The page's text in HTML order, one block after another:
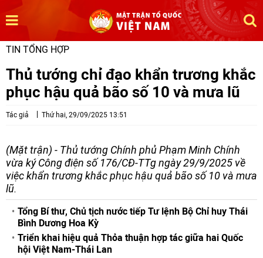
TIN TỔNG HỢP
Thủ tướng chỉ đạo khẩn trương khắc
phục hậu quả bão số 10 và mưa lũ
Tác giả Thứ hai, 29/09/2025 13:51
(Mặt trận) - Thủ tướng Chính phủ Phạm Minh Chính
vừa ký Công điện số 176/CĐ-TTg ngày 29/9/2025 về
việc khẩn trương khắc phục hậu quả bão số 10 và mưa
lũ.
Tổng Bí thư, Chủ tịch nước tiếp Tư lệnh Bộ Chỉ huy Thái
Bình Dương Hoa Kỳ
Triển khai hiệu quả Thỏa thuận hợp tác giữa hai Quốc
hội Việt Nam-Thái Lan